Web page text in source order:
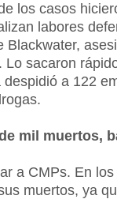
los casos
labores
Blackwater,
sacaron
a 122
mil muertos,
a CMPs. En
muertos, ya